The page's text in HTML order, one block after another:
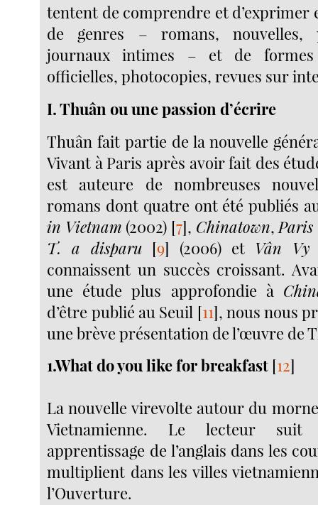
tentent de comprendre et d’exprimer
de genres – romans, nouvelles,
journaux intimes – et de
officielles, photocopies, revues sur
I. Thuân ou une passion d’écrire
Thuân fait partie de la nouvelle
Vivant à Paris après avoir fait des
est auteure de nombreuses
romans dont quatre ont été publiés
in Vietnam (2002) [7], Chinatown, Paris
T. a disparu [9] (2006) et Vân Vy
connaissent un succès croissant.
une étude plus approfondie à
d’être publié au Seuil [11], nous nous
une brève présentation de l’œuvre de
1.What do you like for breakfast [12]
La nouvelle virevolte autour du
Vietnamienne. Le lecteur suit
apprentissage de l’anglais dans les
multiplient dans les villes
l’Ouverture.